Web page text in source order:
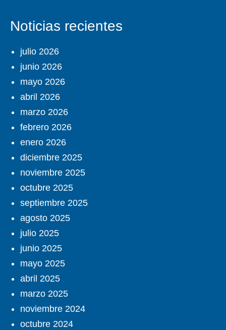
Noticias recientes
julio 2026
junio 2026
mayo 2026
abril 2026
marzo 2026
febrero 2026
enero 2026
diciembre 2025
noviembre 2025
octubre 2025
septiembre 2025
agosto 2025
julio 2025
junio 2025
mayo 2025
abril 2025
marzo 2025
noviembre 2024
octubre 2024